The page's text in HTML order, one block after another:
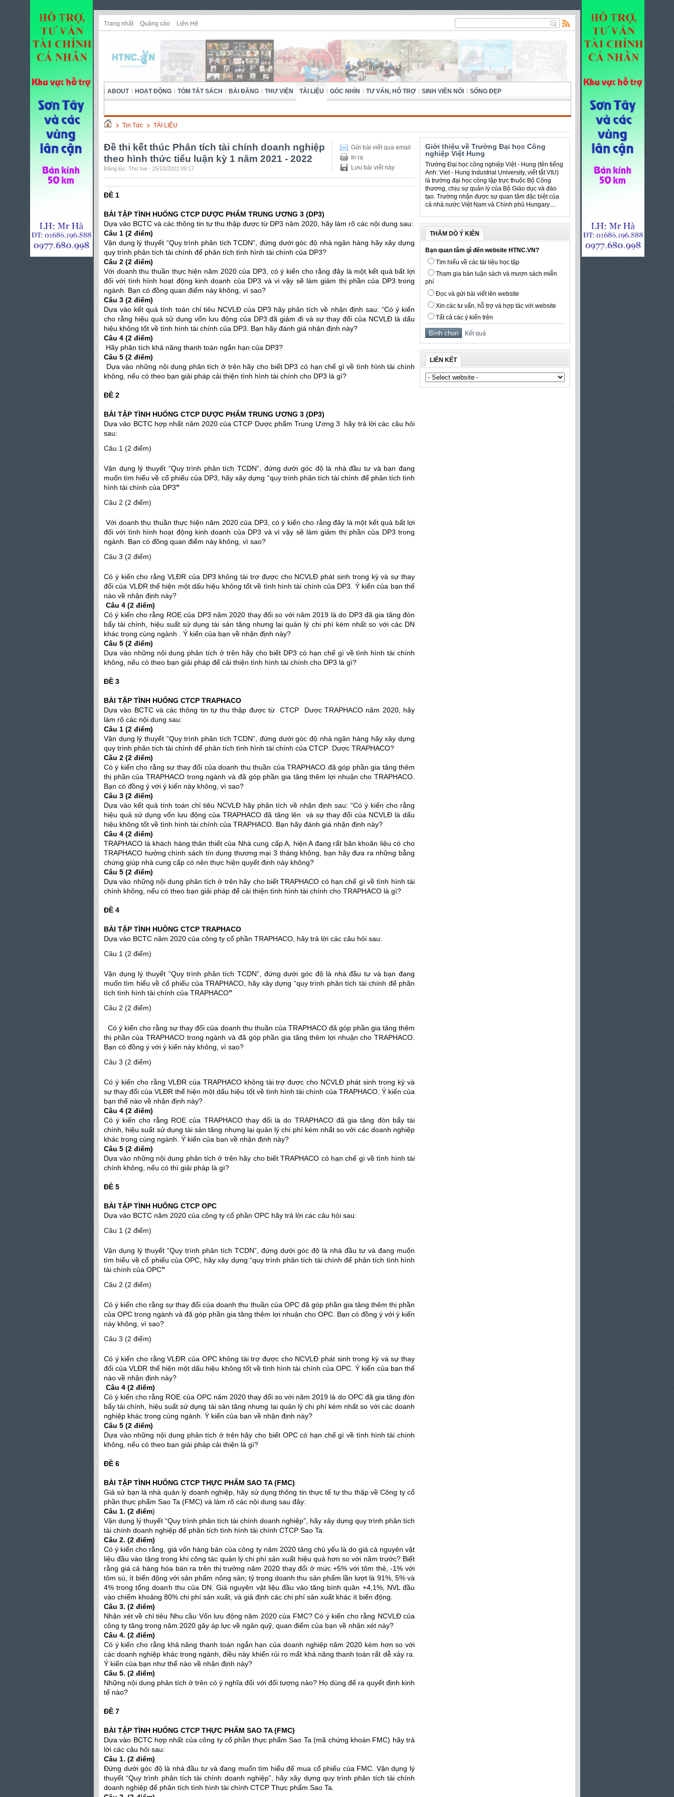
Trang nhất Quảng cáo Liên Hệ
ABOUT HOẠT ĐỘNG TÓM TẮT SÁCH BÀI ĐĂNG THƯ VIỆN TÀI LIỆU GÓC NHÌN TƯ VẤN, HỖ TRỢ SINH VIÊN NÓI SỐNG ĐẸP
Tin Tức TÀI LIỆU
Gửi bài viết qua email
In ra
Lưu bài viết này
Đề thi kết thúc Phân tích tài chính doanh nghiệp
theo hình thức tiểu luận kỳ 1 năm 2021 - 2022
Đăng lúc: Thứ hai - 25/10/2021 09:17
ĐỀ 1
BÀI TẬP TÌNH HUỐNG CTCP DƯỢC PHẨM TRUNG ƯƠNG 3 (DP3)
Dựa vào BCTC và các thông tin tự thu thập được từ DP3 năm 2020, hãy làm rõ các nội dung sau:
Câu 1 (2 điểm)
Vận dụng lý thuyết “Quy trình phân tích TCDN”, đứng dưới góc độ nhà ngân hàng hãy xây dựng
quy trình phân tích tài chính để phân tích tình hình tài chính của DP3?
Câu 2 (2 điểm)
Với doanh thu thuần thực hiện năm 2020 của DP3, có ý kiến cho rằng đây là một kết quả bất lợi
đối với tình hình hoạt động kinh doanh của DP3 và vì vậy sẽ làm giảm thị phần của DP3 trong
ngành. Bạn có đồng quan điểm này không, vì sao?
Câu 3 (2 điểm)
Dựa vào kết quả tính toán chỉ tiêu NCVLĐ của DP3 hãy phân tích về nhận định sau: “Có ý kiến
cho rằng hiệu quả sử dụng vốn lưu động của DP3 đã giảm đi và sự thay đổi của NCVLĐ là dấu
hiệu không tốt về tình hình tài chính của DP3. Bạn hãy đánh giá nhận định này?
Câu 4 (2 điểm)
Hãy phân tích khả năng thanh toán ngắn hạn của DP3?
Câu 5 (2 điểm)
Dựa vào những nội dung phân tích ở trên hãy cho biết DP3 có hạn chế gì về tình hình tài chính
không, nếu có theo bạn giải pháp cải thiện tình hình tài chính cho DP3 là gì?
ĐỀ 2
BÀI TẬP TÌNH HUỐNG CTCP DƯỢC PHẨM TRUNG ƯƠNG 3 (DP3)
Dựa vào BCTC hợp nhất năm 2020 của CTCP Dược phẩm Trung Ương 3 hãy trả lời các câu hỏi
sau:
Câu 1 (2 điểm)
Vận dụng lý thuyết “Quy trình phân tích TCDN”, đứng dưới góc độ là nhà đầu tư và bạn đang
muốn tìm hiểu về cổ phiếu của DP3, hãy xây dựng “quy trình phân tích tài chính để phân tích tình
hình tài chính của DP3”
Câu 2 (2 điểm)
Với doanh thu thuần thực hiện năm 2020 của DP3, có ý kiến cho rằng đây là một kết quả bất lợi
đối với tình hình hoạt động kinh doanh của DP3 và vì vậy sẽ làm giảm thị phần của DP3 trong
ngành. Bạn có đồng quan điểm này không, vì sao?
Câu 3 (2 điểm)
Có ý kiến cho rằng VLĐR của DP3 không tài trợ được cho NCVLĐ phát sinh trong kỳ và sự thay
đổi của VLĐR thể hiện một dấu hiệu không tốt về tình hình tài chính của DP3. Ý kiến của bạn thế
nào về nhận định này?
Câu 4 (2 điểm)
Có ý kiến cho rằng ROE của DP3 năm 2020 thay đổi so với năm 2019 là do DP3 đã gia tăng đòn
bẩy tài chính, hiệu suất sử dụng tài sản tăng nhưng lại quản lý chi phí kém nhất so với các DN
khác trong cùng ngành . Ý kiến của bạn về nhận định này?
Câu 5 (2 điểm)
Dựa vào những nội dung phân tích ở trên hãy cho biết DP3 có hạn chế gì về tình hình tài chính
không, nếu có theo bạn giải pháp để cải thiện tình hình tài chính cho DP3 là gì?
ĐỀ 3
BÀI TẬP TÌNH HUỐNG CTCP TRAPHACO
Dựa vào BCTC và các thông tin tự thu thập được từ CTCP Dược TRAPHACO năm 2020, hãy
làm rõ các nội dung sau:
Câu 1 (2 điểm)
Vận dụng lý thuyết “Quy trình phân tích TCDN”, đứng dưới góc độ nhà ngân hàng hãy xây dựng
quy trình phân tích tài chính để phân tích tình hình tài chính của CTCP Dược TRAPHACO?
Câu 2 (2 điểm)
Có ý kiến cho rằng sự thay đổi của doanh thu thuần của TRAPHACO đã góp phần gia tăng thêm
thị phần của TRAPHACO trong ngành và đã góp phần gia tăng thêm lợi nhuận cho TRAPHACO.
Bạn có đồng ý với ý kiến này không, vì sao?
Câu 3 (2 điểm)
Dựa vào kết quả tính toán chỉ tiêu NCVLĐ hãy phân tích về nhận định sau: “Có ý kiến cho rằng
hiệu quả sử dụng vốn lưu động của TRAPHACO đã tăng lên và sự thay đổi của NCVLĐ là dấu
hiệu không tốt về tình hình tài chính của TRAPHACO. Bạn hãy đánh giá nhận định này?
Câu 4 (2 điểm)
TRAPHACO là khách hàng thân thiết của Nhà cung cấp A, hiện A đang rất băn khoăn liệu có cho
TRAPHACO hưởng chính sách tín dụng thương mại 3 tháng không, bạn hãy đưa ra những bằng
chứng giúp nhà cung cấp có nên thực hiện quyết định này không?
Câu 5 (2 điểm)
Dựa vào những nội dung phân tích ở trên hãy cho biết TRAPHACO có hạn chế gì về tình hình tài
chính không, nếu có theo bạn giải pháp để cải thiện tình hình tài chính cho TRAPHACO là gì?
ĐỀ 4
BÀI TẬP TÌNH HUỐNG CTCP TRAPHACO
Dựa vào BCTC năm 2020 của công ty cổ phần TRAPHACO, hãy trả lời các câu hỏi sau:
Câu 1 (2 điểm)
Vận dụng lý thuyết “Quy trình phân tích TCDN”, đứng dưới góc độ là nhà đầu tư và bạn đang
muốn tìm hiểu về cổ phiếu của TRAPHACO, hãy xây dựng “quy trình phân tích tài chính để phân
tích tình hình tài chính của TRAPHACO”
Câu 2 (2 điểm)
Có ý kiến cho rằng sự thay đổi của doanh thu thuần của TRAPHACO đã góp phần gia tăng thêm
thị phần của TRAPHACO trong ngành và đã góp phần gia tăng thêm lợi nhuận cho TRAPHACO.
Bạn có đồng ý với ý kiến này không, vì sao?
Câu 3 (2 điểm)
Có ý kiến cho rằng VLĐR của TRAPHACO không tài trợ được cho NCVLĐ phát sinh trong kỳ và
sự thay đổi của VLĐR thể hiện một dấu hiệu tốt về tình hình tài chính của TRAPHACO. Ý kiến của
bạn thế nào về nhận định này?
Câu 4 (2 điểm)
Có ý kiến cho rằng ROE của TRAPHACO thay đổi là do TRAPHACO đã gia tăng đòn bẩy tài
chính, hiệu suất sử dụng tài sản tăng nhưng lại quản lý chi phí kém nhất so với các doanh nghiệp
khác trong cùng ngành. Ý kiến của bạn về nhận định này?
Câu 5 (2 điểm)
Dựa vào những nội dung phân tích ở trên hãy cho biết TRAPHACO có hạn chế gì về tình hình tài
chính không, nếu có thì giải pháp là gì?
ĐỀ 5
BÀI TẬP TÌNH HUỐNG CTCP OPC
Dựa vào BCTC năm 2020 của công ty cổ phần OPC hãy trả lời các câu hỏi sau:
Câu 1 (2 điểm)
Vận dụng lý thuyết “Quy trình phân tích TCDN”, đứng dưới góc độ là nhà đầu tư và đang muốn
tìm hiểu về cổ phiếu của OPC, hãy xây dựng “quy trình phân tích tài chính để phân tích tình hình
tài chính của OPC”
Câu 2 (2 điểm)
Có ý kiến cho rằng sự thay đổi của doanh thu thuần của OPC đã góp phần gia tăng thêm thị phần
của OPC trong ngành và đã góp phần gia tăng thêm lợi nhuận cho OPC. Bạn có đồng ý với ý kiến
này không, vì sao?
Câu 3 (2 điểm)
Có ý kiến cho rằng VLĐR của OPC không tài trợ được cho NCVLĐ phát sinh trong kỳ và sự thay
đổi của VLĐR thể hiện một dấu hiệu không tốt về tình hình tài chính của OPC. Ý kiến của bạn thế
nào về nhận định này?
Câu 4 (2 điểm)
Có ý kiến cho rằng ROE của OPC năm 2020 thay đổi so với năm 2019 là do OPC đã gia tăng đòn
bẩy tài chính, hiệu suất sử dụng tài sản tăng nhưng lại quản lý chi phí kém nhất so với các doanh
nghiệp khác trong cùng ngành. Ý kiến của bạn về nhận định này?
Câu 5 (2 điểm)
Dựa vào những nội dung phân tích ở trên hãy cho biết OPC có hạn chế gì về tình hình tài chính
không, nếu có theo bạn giải pháp cải thiện là gì?
ĐỀ 6
BÀI TẬP TÌNH HUỐNG CTCP THỰC PHẨM SAO TA (FMC)
Giả sử bạn là nhà quản lý doanh nghiệp, hãy sử dụng thông tin thực tế tự thu thập về Công ty cổ
phần thực phẩm Sao Ta (FMC) và làm rõ các nội dung sau đây:
Câu 1. (2 điểm)
Vận dụng lý thuyết “Quy trình phân tích tài chính doanh nghiệp”, hãy xây dựng quy trình phân tích
tài chính doanh nghiệp để phân tích tình hình tài chính CTCP Sao Ta.
Câu 2. (2 điểm)
Có ý kiến cho rằng, giá vốn hàng bán của công ty năm 2020 tăng chủ yếu là do giá cả nguyên vật
liệu đầu vào tăng trong khi công tác quản lý chi phí sản xuất hiệu quả hơn so với năm trước? Biết
rằng giá cả hàng hóa bán ra trên thị trường năm 2020 thay đổi ở mức +5% với tôm thẻ, -1% với
tôm sú, ít biến động với sản phẩm nông sản; tỷ trọng doanh thu sản phẩm lần lượt là 91%, 5% và
4% trong tổng doanh thu của DN. Giá nguyên vật liệu đầu vào tăng bình quân +4,1%, NVL đầu
vào chiếm khoảng 80% chi phí sản xuất, và giả định các chi phí sản xuất khác ít biến động.
Câu 3. (2 điểm)
Nhận xét về chỉ tiêu Nhu cầu Vốn lưu động năm 2020 của FMC? Có ý kiến cho rằng NCVLĐ của
công ty tăng trong năm 2020 gây áp lực về ngân quỹ, quan điểm của bạn về nhận xét này?
Câu 4. (2 điểm)
Có ý kiến cho rằng khả năng thanh toán ngắn hạn của doanh nghiệp năm 2020 kém hơn so với
các doanh nghiệp khác trong ngành, điều này khiến rủi ro mất khả năng thanh toán rất dễ xảy ra.
Ý kiến của bạn như thế nào về nhận định này?
Câu 5. (2 điểm)
Những nội dung phân tích ở trên có ý nghĩa đối với đối tượng nào? Họ dùng để ra quyết định kinh
tế nào?
ĐỀ 7
BÀI TẬP TÌNH HUỐNG CTCP THỰC PHẨM SAO TA (FMC)
Dựa vào BCTC hợp nhất của công ty cổ phần thực phẩm Sao Ta (mã chứng khoán FMC) hãy trả
lời các câu hỏi sau:
Câu 1. (2 điểm)
Đứng dưới góc độ là nhà đầu tư và đang muốn tìm hiểu để mua cổ phiếu của FMC. Vận dụng lý
thuyết “Quy trình phân tích tài chính doanh nghiệp”, hãy xây dựng quy trình phân tích tài chính
doanh nghiệp để phân tích tình hình tài chính CTCP Thực phẩm Sao Ta.
Giới thiệu về Trường Đại học Công
nghiệp Việt Hung
Trường Đại học công nghiệp Việt - Hung (tên tiếng
Anh: Viet - Hung Industrial University, viết tắt VIU)
là trường đại học công lập trực thuộc Bộ Công
thương, chịu sự quản lý của Bộ Giáo dục và đào
tạo. Trường nhận được sự quan tâm đặc biệt của
cả nhà nước Việt Nam và Chính phủ Hungary....
THĂM DÒ Ý KIẾN
Bạn quan tâm gì đến website HTNC.VN?
Tìm hiểu về các tài liệu học tập
Tham gia bàn luận sách và mượn sách miễn
phí
Đọc và gửi bài viết lên website
Xin các tư vấn, hỗ trợ và hợp tác với website
Tất cả các ý kiến trên
Kết quả
LIÊN KẾT